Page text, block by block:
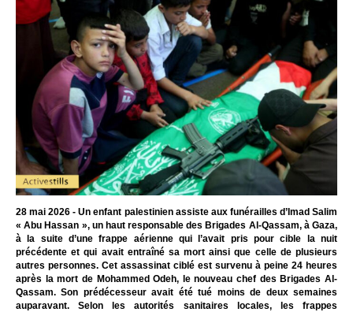
28 mai 2026 - Un enfant palestinien assiste aux funérailles d’Imad Salim
« Abu Hassan », un haut responsable des Brigades Al-Qassam, à Gaza,
à la suite d’une frappe aérienne qui l’avait pris pour cible la nuit
précédente et qui avait entraîné sa mort ainsi que celle de plusieurs
autres personnes. Cet assassinat ciblé est survenu à peine 24 heures
après la mort de Mohammed Odeh, le nouveau chef des Brigades Al-
Qassam. Son prédécesseur avait été tué moins de deux semaines
auparavant. Selon les autorités sanitaires locales, les frappes